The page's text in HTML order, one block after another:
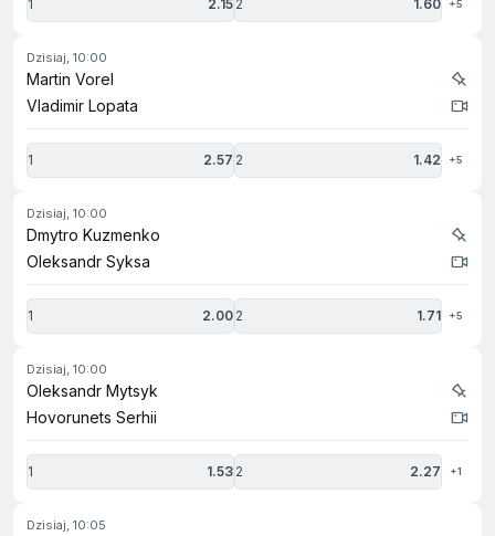
1 2.15 2 1.60 +5
dzisiaj, 10:00
Martin Vorel
Vladimir Lopata
1 2.57 2 1.42 +5
dzisiaj, 10:00
Dmytro Kuzmenko
Oleksandr Syksa
1 2.00 2 1.71 +5
dzisiaj, 10:00
Oleksandr Mytsyk
Hovorunets Serhii
1 1.53 2 2.27 +1
dzisiaj, 10:05